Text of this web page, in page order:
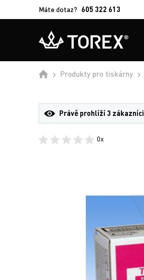
Máte dotaz? 605 322 613
ÚvodProdukty pro tiskárny
Právě prohlíží 3 zákazníci
0x